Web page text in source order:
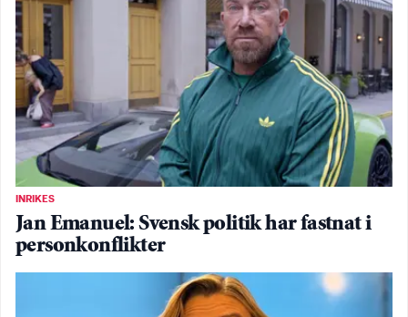
INRIKES
Jan Emanuel: Svensk politik har fastnat i
personkonflikter